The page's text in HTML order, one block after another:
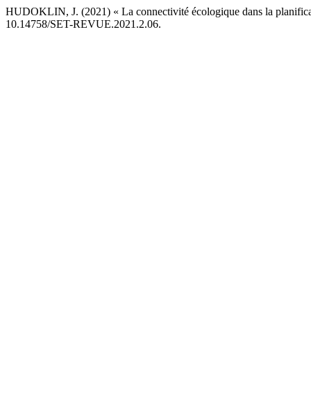
HUDOKLIN, J. (2021) « La connectivité écologique dans la
10.14758/SET-REVUE.2021.2.06.